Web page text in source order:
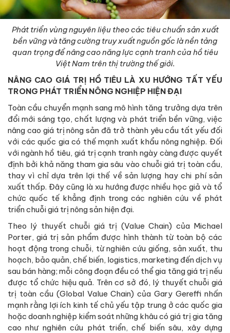
Phát triển vùng nguyên liệu theo các tiêu chuẩn sản xuất
bền vững và tăng cường truy xuất nguồn gốc là nền tảng
quan trọng để nâng cao năng lực cạnh tranh của hồ tiêu
Việt Nam trên thị trường thế giới.
NÂNG CAO GIÁ TRỊ HỒ TIÊU LÀ XU HƯỚNG TẤT YẾU
TRONG PHÁT TRIỂN NÔNG NGHIỆP HIỆN ĐẠI
Toàn cầu chuyển mạnh sang mô hình tăng trưởng dựa trên
đổi mới sáng tạo, chất lượng và phát triển bền vững, việc
nâng cao giá trị nông sản đã trở thành yêu cầu tất yếu đối
với các quốc gia có thế mạnh xuất khẩu nông nghiệp. Đối
với ngành hồ tiêu, giá trị cạnh tranh ngày càng được quyết
định bởi khả năng tham gia sâu vào chuỗi giá trị toàn cầu,
thay vì chỉ dựa trên lợi thế về sản lượng hay chi phí sản
xuất thấp. Đây cũng là xu hướng được nhiều học giả và tổ
chức quốc tế khẳng định trong các nghiên cứu về phát
triển chuỗi giá trị nông sản hiện đại.
Theo lý thuyết chuỗi giá trị (Value Chain) của Michael
Porter, giá trị sản phẩm được hình thành từ toàn bộ các
hoạt động trong chuỗi, từ nghiên cứu giống, sản xuất, thu
hoạch, bảo quản, chế biến, logistics, marketing đến dịch vụ
sau bán hàng; mỗi công đoạn đều có thể gia tăng giá trị nếu
được tổ chức hiệu quả. Trên cơ sở đó, lý thuyết chuỗi giá
trị toàn cầu (Global Value Chain) của Gary Gereffi nhấn
mạnh rằng lợi ích kinh tế chủ yếu tập trung ở các quốc gia
hoặc doanh nghiệp kiểm soát những khâu có giá trị gia tăng
cao như nghiên cứu phát triển, chế biến sâu, xây dựng